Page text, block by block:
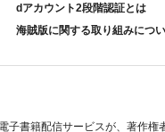
dアカウント2段階認証とは
海賊版に関する取り組みにつ
子書籍配信サービスが、著作権